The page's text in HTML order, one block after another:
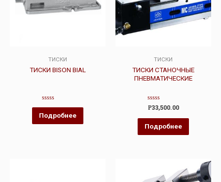
ТИСКИ
ТИСКИ BISON BIAL
Оценка
0
из
5
Подробнее
ТИСКИ
ТИСКИ СТАНОЧНЫЕ
ПНЕВМАТИЧЕСКИЕ
Оценка
0
из
5
Р33,500.00
Подробнее